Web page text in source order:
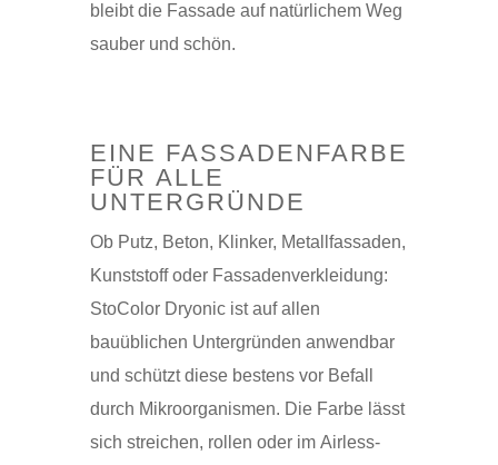
bleibt die Fassade auf natürlichem Weg
sauber und schön.
EINE FASSADENFARBE
FÜR ALLE
UNTERGRÜNDE
Ob Putz, Beton, Klinker, Metallfassaden,
Kunststoff oder Fassadenverkleidung:
StoColor Dryonic ist auf allen
bauüblichen Untergründen anwendbar
und schützt diese bestens vor Befall
durch Mikroorganismen. Die Farbe lässt
sich streichen, rollen oder im Airless-